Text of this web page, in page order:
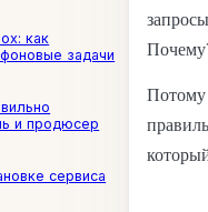
как
задачи
и продюсер
сервиса
Потому